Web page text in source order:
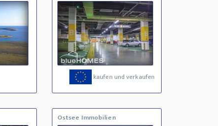
kaufen und verkaufen
Ostsee Immobilien